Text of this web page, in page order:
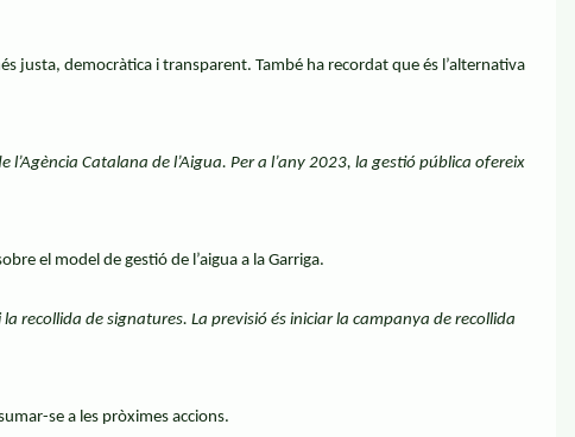
justa, democràtica i transparent. També ha recordat que és l’alternativa
Catalana de l’Aigua. Per a l’any 2023, la gestió pública ofereix
el model de gestió de l’aigua a la Garriga.
recollida de signatures. La previsió és iniciar la campanya de recollida
se a les pròximes accions.